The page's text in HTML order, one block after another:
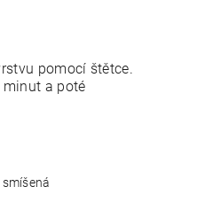
pomocí štětce.
a poté